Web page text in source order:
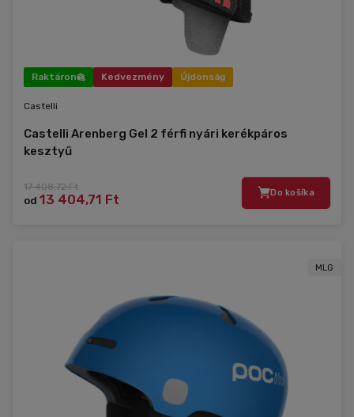
Raktáron Kedvezmény Újdonság
Castelli
Castelli Arenberg Gel 2 férfi nyári kerékpáros
kesztyű
17 408,72 Ft
od 13 404,71 Ft Do košíka
MLG